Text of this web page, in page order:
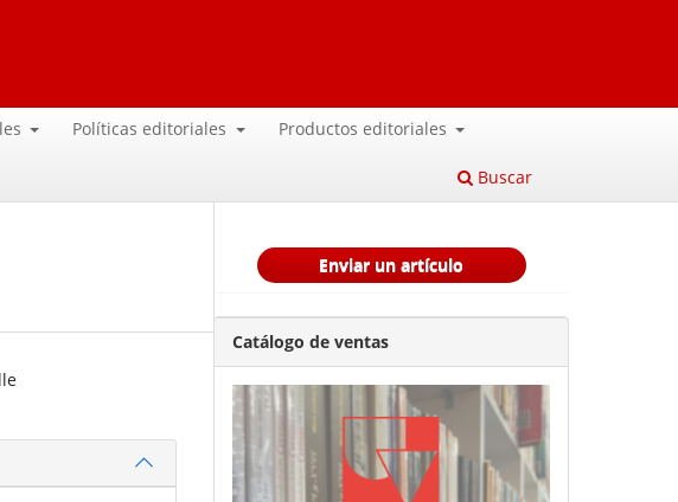
Políticas editoriales Productos editoriales
Buscar
Enviar un artículo
Catálogo de ventas